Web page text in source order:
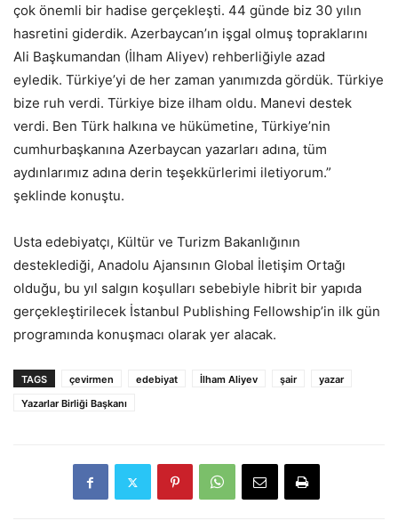
çok önemli bir hadise gerçekleşti. 44 günde biz 30 yılın
hasretini giderdik. Azerbaycan’ın işgal olmuş topraklarını
Ali Başkumandan (İlham Aliyev) rehberliğiyle azad
eyledik. Türkiye’yi de her zaman yanımızda gördük. Türkiye
bize ruh verdi. Türkiye bize ilham oldu. Manevi destek
verdi. Ben Türk halkına ve hükümetine, Türkiye’nin
cumhurbaşkanına Azerbaycan yazarları adına, tüm
aydınlarımız adına derin teşekkürlerimi iletiyorum.”
şeklinde konuştu.
Usta edebiyatçı, Kültür ve Turizm Bakanlığının
desteklediği, Anadolu Ajansının Global İletişim Ortağı
olduğu, bu yıl salgın koşulları sebebiyle hibrit bir yapıda
gerçekleştirilecek İstanbul Publishing Fellowship’in ilk gün
programında konuşmacı olarak yer alacak.
TAGS çevirmen edebiyat İlham Aliyev şair
yazar
Yazarlar Birliği Başkanı